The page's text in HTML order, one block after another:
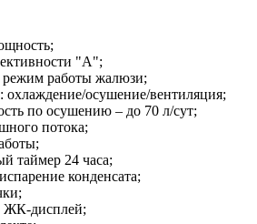
"А";
режим работы жалюзи;
охлаждение/осушение/вентиляция;
по осушению – до 70 л/сут;
потока;
таймер 24 часа;
конденсата;
дисплей;